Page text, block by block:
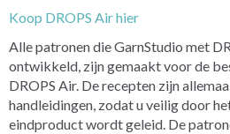
Koop DROPS Air hier
Alle patronen die GarnStudio met
ontwikkeld, zijn gemaakt voor de
DROPS Air. De recepten zijn
handleidingen, zodat u veilig door
eindproduct wordt geleid. De